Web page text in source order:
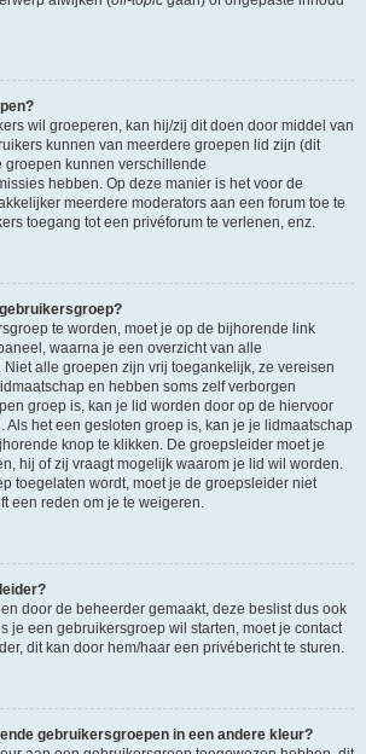
wil groeperen, kan hij/zij dit doen door middel van
kunnen van meerdere groepen lid zijn (dit
groepen kunnen verschillende
hebben. Op deze manier is het voor de
meerdere moderators aan een forum toe te
toegang tot een privéforum te verlenen, enz.
te worden, moet je op de bijhorende link
waarna je een overzicht van alle
alle groepen zijn vrij toegankelijk, ze vereisen
en hebben soms zelf verborgen
groep is, kan je lid worden door op de hiervoor
Als het een gesloten groep is, kan je je lidmaatschap
knop te klikken. De groepsleider moet je
hij of zij vraagt mogelijk waarom je lid wil worden.
toegelaten wordt, moet je de groepsleider niet
een reden om je te weigeren.
door de beheerder gemaakt, deze beslist dus ook
je een gebruikersgroep wil starten, moet je contact
dit kan door hem/haar een privébericht te sturen.
gebruikersgroepen in een andere kleur?